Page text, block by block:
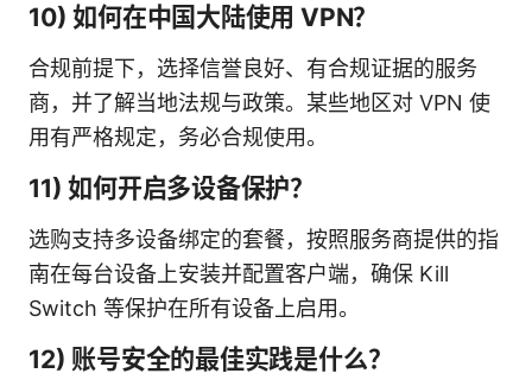
10) 如何在中国大陆使用 VPN？
合规前提下，选择信誉良好、有合规证据的服务
商，并了解当地法规与政策。某些地区对 VPN 使
用有严格规定，务必合规使用。
11) 如何开启多设备保护？
选购支持多设备绑定的套餐，按照服务商提供的指
南在每台设备上安装并配置客户端，确保 Kill
Switch 等保护在所有设备上启用。
12) 账号安全的最佳实践是什么？